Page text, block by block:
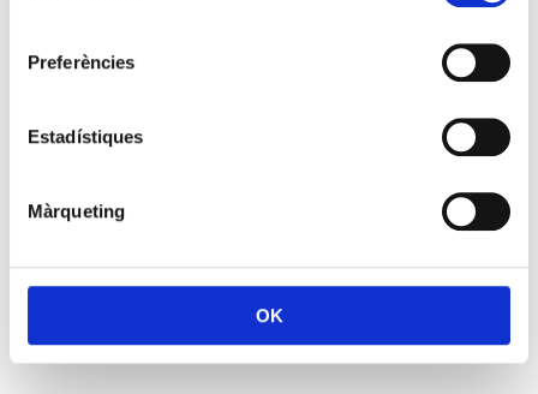
Preferències
Estadístiques
Màrqueting
OK